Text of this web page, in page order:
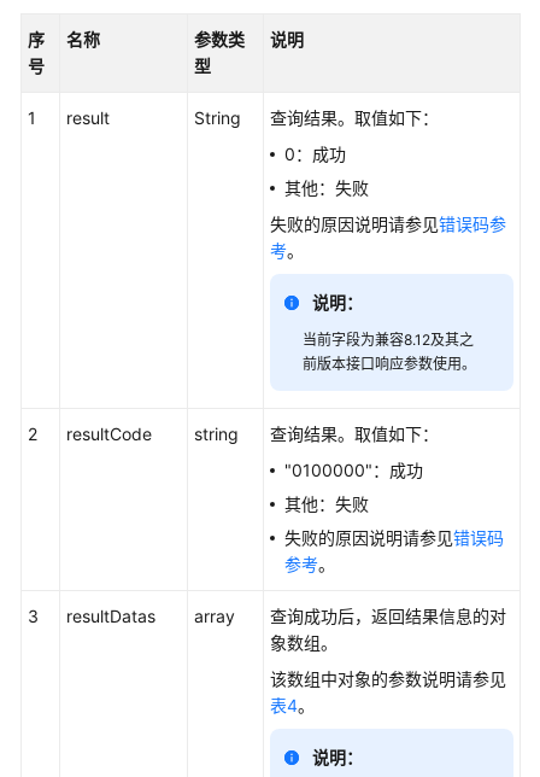
记
简
查
序
号
名称
参数类
型
说明
1 result String
查询结果。取值如下：
0：成功
其他：失败
失败的原因说明请参见错误码参
考。
说明：
当前字段为兼容8.12及其之
前版本接口响应参数使用。
2 resultCode string
查询结果。取值如下：
"0100000"：成功
其他：失败
失败的原因说明请参见错误码
参考。
3 resultDatas array
查询成功后，返回结果信息的对
象数组。
该数组中对象的参数说明请参见
表4。
说明：